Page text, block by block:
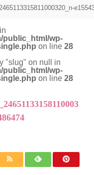
public_html/wp-
on line28
"slug" on null in
public_html/wp-
on line28